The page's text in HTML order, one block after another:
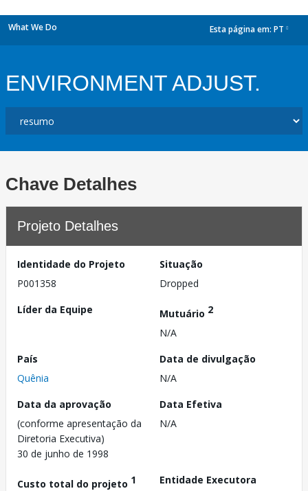
What We Do Esta página em: PT
ENVIRONMENT ADJUST.
Chave Detalhes
Projeto Detalhes
Identidade do Projeto
P001358
Situação
Dropped
Líder da Equipe
Mutuário 2
N/A
País
Quênia
Data de divulgação
N/A
Data da aprovação
(conforme apresentação da
Diretoria Executiva)
30 de junho de 1998
Data Efetiva
N/A
Custo total do projeto 1
Entidade Executora